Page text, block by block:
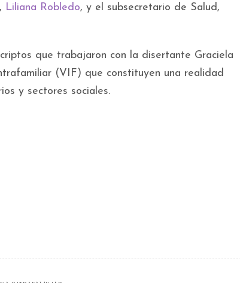
Liliana Robledo, y el subsecretario de Salud,
que trabajaron con la disertante Graciela
(VIF) que constituyen una realidad
y sectores sociales.